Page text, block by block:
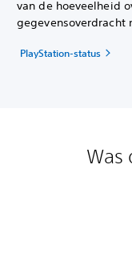
van de hoeveelheid
gegevensoverdracht
PlayStation-status
Was